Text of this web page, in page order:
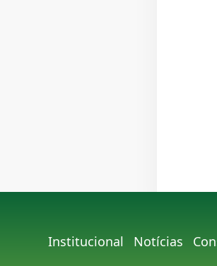
Institucional Notícias